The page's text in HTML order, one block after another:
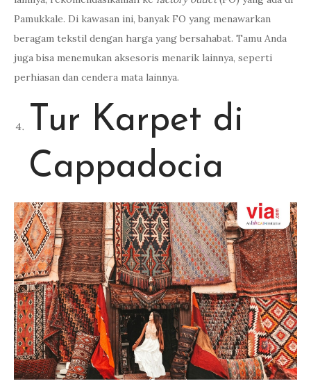
Pamukkale. Di kawasan ini, banyak FO yang menawarkan
beragam tekstil dengan harga yang bersahabat. Tamu Anda
juga bisa menemukan aksesoris menarik lainnya, seperti
perhiasan dan cendera mata lainnya.
Tur Karpet di
Cappadocia